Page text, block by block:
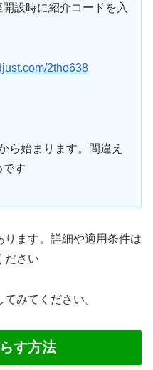
設時に紹介コードを入
2tho638
ら始まります。間違え
す
ます。詳細や適用条件は
ださい
みてください。
す方法